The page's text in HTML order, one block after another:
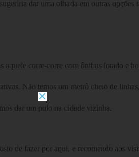
dar uma olhada em outras opções
corre-corre com ônibus lotado e
Não temos um metrô cheio de
dar um pulo na cidade vizinha.
de fazer por aqui, e recomendo aos